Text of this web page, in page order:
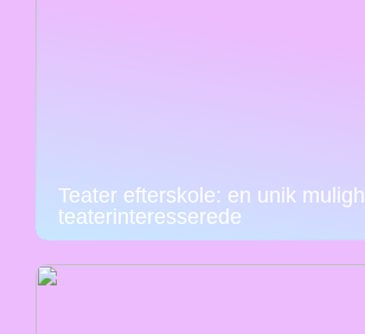
Teater efterskole: en unik
teaterinteresserede